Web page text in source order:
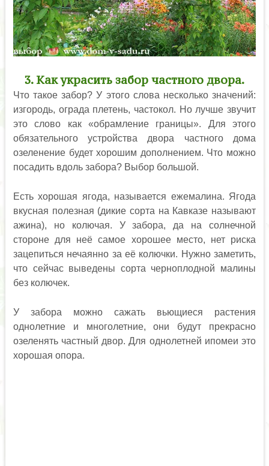
3. Как украсить забор частного двора.
Что такое забор? У этого слова несколько значений:
изгородь, ограда плетень, частокол. Но лучше звучит
это слово как «обрамление границы». Для этого
обязательного устройства двора частного дома
озеленение будет хорошим дополнением. Что можно
посадить вдоль забора? Выбор большой.
Есть хорошая ягода, называется ежемалина. Ягода
вкусная полезная (дикие сорта на Кавказе называют
ажина), но колючая. У забора, да на солнечной
стороне для неё самое хорошее место, нет риска
зацепиться нечаянно за её колючки. Нужно заметить,
что сейчас выведены сорта черноплодной малины
без колючек.
У забора можно сажать вьющиеся растения
однолетние и многолетние, они будут прекрасно
озеленять частный двор. Для однолетней ипомеи это
хорошая опора.